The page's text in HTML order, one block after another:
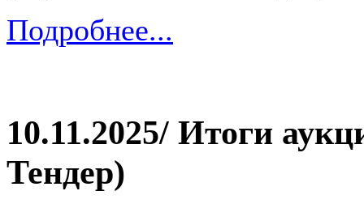
Подробнее...
10.11.2025/ Итоги
Тендер)